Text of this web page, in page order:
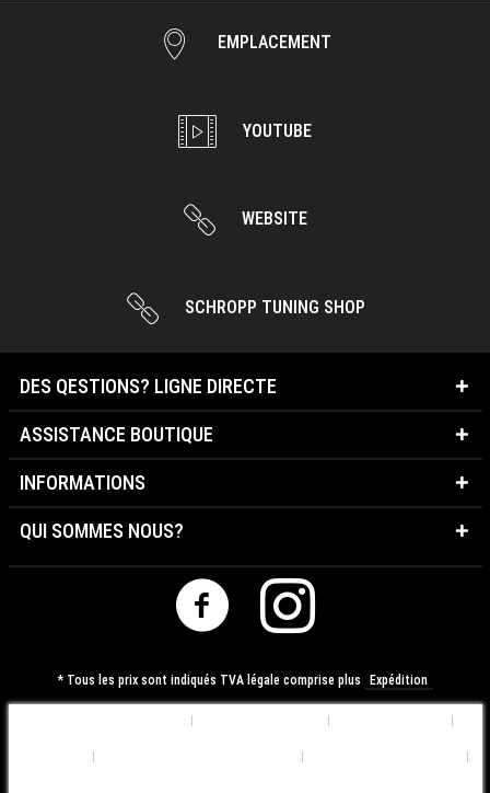
EMPLACEMENT
YOUTUBE
WEBSITE
SCHROPP TUNING SHOP
DES QESTIONS? LIGNE DIRECTE
ASSISTANCE BOUTIQUE
INFORMATIONS
QUI SOMMES NOUS?
* Tous les prix sont indiqués TVA légale comprise plus Expédition